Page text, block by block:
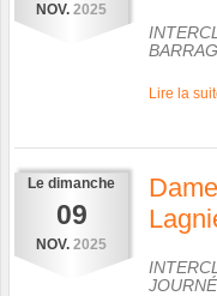
NOV. 2025
Lire la
Le dimanche
09
NOV. 2025